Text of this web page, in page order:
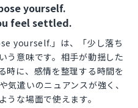
yourself.
feel settled.
yourself.」は、「少し落ち
う意味です。相手が動揺した
時に、感情を整理する時間を
気遣いのニュアンスが強く、
うな場面で使えます。